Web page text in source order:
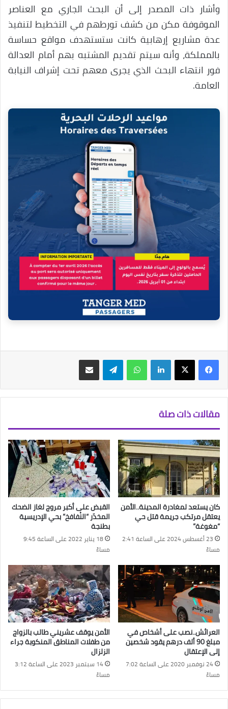
وأشار ذات المصدر إلى أن البحث الجاري مع العناصر
الموقوفة مكن من كشف تورطهم في التخطيط لتنفيذ
عدة مشاريع إرهابية كانت ستستهدف مواقع حساسة
بالمملكة، وأنه سيتم تقديم المشتبه بهم أمام العدالة
فور انتهاء البحث الذي يجرى معهم تحت إشراف النيابة
العامة.
فيسبوك‫X لينكدإن واتساب تيلقرام مشاركة عبر البريد
مقالات ذات صلة
كان يستعد لمغادرة المدينة..الأمن
يعتقل مرتكب جريمة قتل حي
“مغوغة”
23 أغسطس 2024 على الساعة 2:41
مساءً
القبض على أكبر مروج لغاز الضحك
المخدّر “النْفافخ” بحي الإدريسية
بطنجة
18 يناير 2022 على الساعة 9:45
مساءً
العرائش..نصب على أشخاص في
مبلغ 90 ألف درهم يقود شخصين
إلى الإعتقال
24 نوفمبر 2020 على الساعة 7:02
مساءً
الأمن يوقف عشريني طالب بالزواج
من طفلات المناطق المنكوبة جراء
الزلزال
14 سبتمبر 2023 على الساعة 3:12
مساءً